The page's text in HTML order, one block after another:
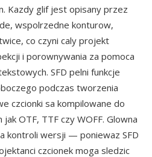
Kazdy glif jest opisany przez
wspolrzedne konturow,
co czyni caly projekt
i porownywania za pomoca
SFD pelni funkcje
podczas tworzenia
czcionki sa kompilowane do
OTF, TTF czy WOFF. Glowna
kontroli wersji — poniewaz SFD
czcionek moga sledzic